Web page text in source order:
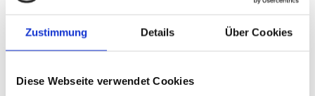
Zustimmung Details Über Cookies
Diese Webseite verwendet Cookies
Telefon *: